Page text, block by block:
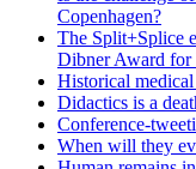
Copenhagen?
The Split+Splice
Dibner Award for
Historical
Didactics is a
Conference-
When will they